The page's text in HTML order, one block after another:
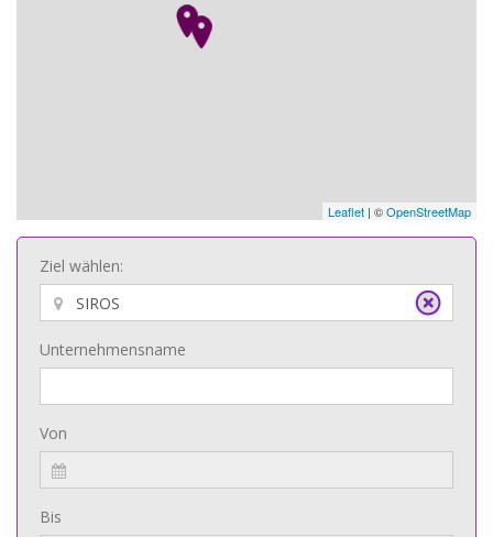
Leaflet | ©OpenStreetMap
Ziel wählen:
Unternehmensname
Von
Bis